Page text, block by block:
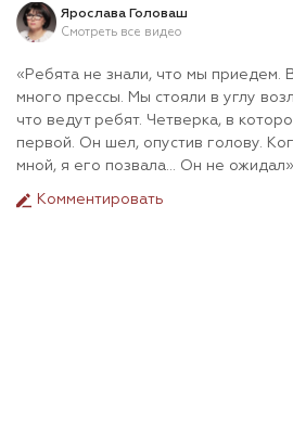
Ярослава Головаш
Смотреть все видео
«Ребята не знали, что мы приедем.
много прессы. Мы стояли в углу
что ведут ребят. Четверка, в
первой. Он шел, опустив голову.
мной, я его позвала… Он не
Комментировать